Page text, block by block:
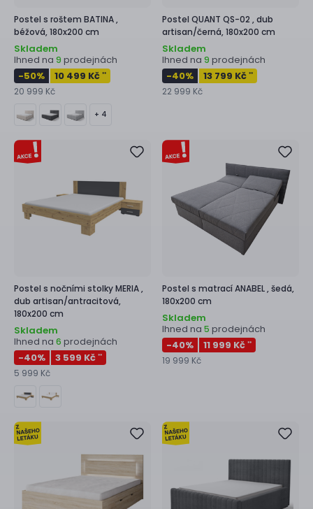
Postel s roštem BATINA ,
béžová, 180x200 cm
Skladem
Ihned na 9 prodejnách
-50% 10 499 Kč **
20 999 Kč
+ 4
Postel QUANT QS-02 ,dub
artisan/černá, 180x200 cm
Skladem
Ihned na 9 prodejnách
-40% 13 799 Kč **
22 999 Kč
Postel s nočními stolkyMERIA ,
dub artisan/antracitová,
180x200 cm
Skladem
Ihned na 6 prodejnách
-40% 3 599 Kč **
5 999 Kč
Postel s matracíANABEL ,šedá,
180x200 cm
Skladem
Ihned na 5 prodejnách
-40% 11 999 Kč **
19 999 Kč